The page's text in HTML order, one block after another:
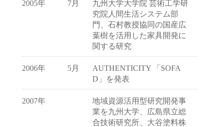
2005年 7月
九州大学大学院 芸術工学研
究院人間生活システム部
門、石村教授協同の国産広
葉樹を活用した家具開発に
関する研究
2006年 5月
AUTHENTICITY 「SOFA
D」を発表
2007年
地域資源活用型研究開発事
業を九州大学、広島県立総
合技術研究所、大谷塗料株